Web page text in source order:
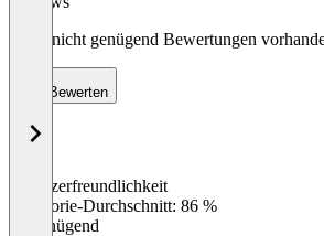
Noch nicht genügend Bewertungen
Bewerten
Benutzerfreundlichkeit
Kategorie-Durchschnitt: 86 %
Ungenügend